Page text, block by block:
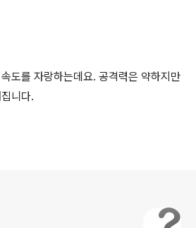
도를 자랑하는데요. 공격력은 약하지만
니다.